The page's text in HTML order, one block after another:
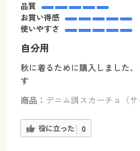
品質
お買い得感
使いやすさ
自分用
秋に着るために購入しました
す
商品： デニム調スカーチョ（
役に立った 0